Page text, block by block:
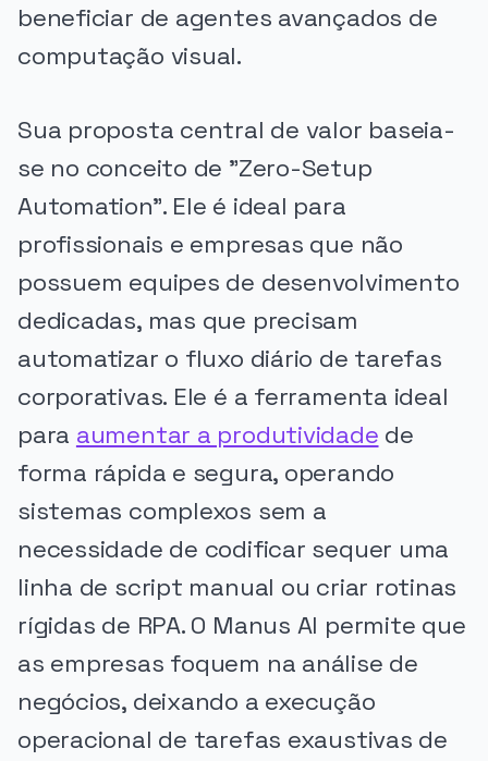
beneficiar de agentes avançados de
computação visual.
Sua proposta central de valor baseia-
se no conceito de "Zero-Setup
Automation". Ele é ideal para
profissionais e empresas que não
possuem equipes de desenvolvimento
dedicadas, mas que precisam
automatizar o fluxo diário de tarefas
corporativas. Ele é a ferramenta ideal
para aumentar a produtividade de
forma rápida e segura, operando
sistemas complexos sem a
necessidade de codificar sequer uma
linha de script manual ou criar rotinas
rígidas de RPA. O Manus AI permite que
as empresas foquem na análise de
negócios, deixando a execução
operacional de tarefas exaustivas de